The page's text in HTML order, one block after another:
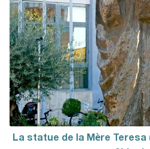
La statue de la Mère